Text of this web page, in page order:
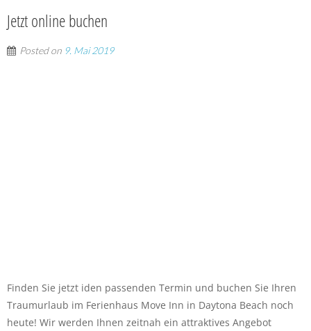
Jetzt online buchen
Posted on 9. Mai 2019
Finden Sie jetzt iden passenden Termin und buchen Sie Ihren
Traumurlaub im Ferienhaus Move Inn in Daytona Beach noch
heute! Wir werden Ihnen zeitnah ein attraktives Angebot